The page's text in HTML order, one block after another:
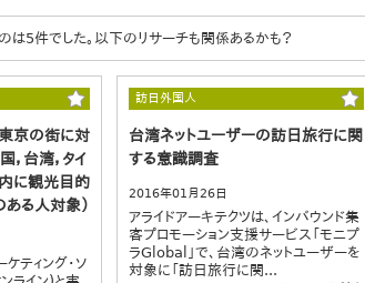
は5件でした。以下のリサーチも関係あるかも？
東京の街に対
，台湾，タイ
に観光目的
る人対象）
ティング・ソ
訪日外国人
台湾ネットユーザーの訪日旅行に関
する意識調査
2016年01月26日
アライドアーキテクツは、インバウンド集
客プロモーション支援サービス「モニプ
ラGlobal」で、台湾のネットユーザーを
対象に「訪日旅行に関...